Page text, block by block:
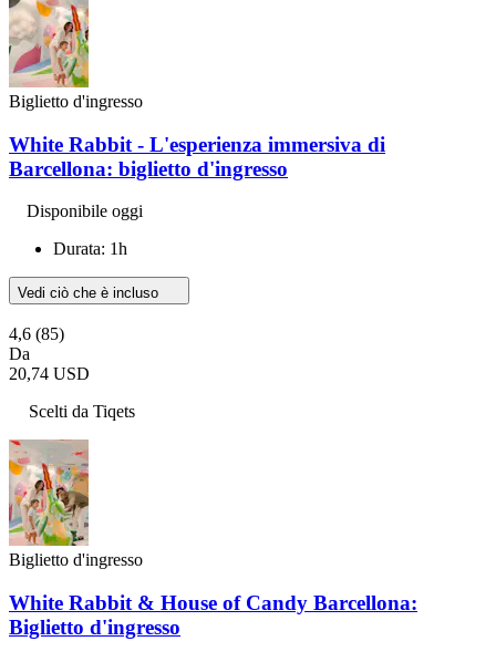
Biglietto d'ingresso
White Rabbit - L'esperienza immersiva di
Barcellona: biglietto d'ingresso
Disponibile oggi
Durata: 1h
Vedi ciò che è incluso
4,6 (85)
Da
20,74 USD
Scelti da Tiqets
Biglietto d'ingresso
White Rabbit & House of Candy Barcellona:
Biglietto d'ingresso